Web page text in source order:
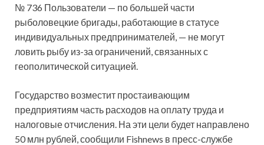
№ 736 Пользователи — по большей части
рыболовецкие бригады, работающие в статусе
индивидуальных предпринимателей, — не могут
ловить рыбу из-за ограничений, связанных с
геополитической ситуацией.
Государство возместит простаивающим
предприятиям часть расходов на оплату труда и
налоговые отчисления. На эти цели будет направлено
50 млн рублей, сообщили Fishnews в пресс-службе